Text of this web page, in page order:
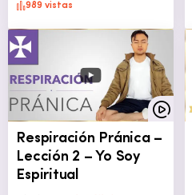
989 vistas
Respiración Pránica –
Lección 2 – Yo Soy
Espiritual